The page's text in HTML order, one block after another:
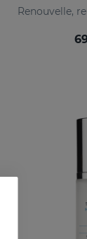
Renouvelle,